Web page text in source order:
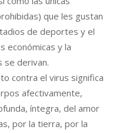
que les gustan
de deportes y el
económicas y la
se derivan.
contra el virus significa
afectivamente,
íntegra, del amor
por la tierra, por la